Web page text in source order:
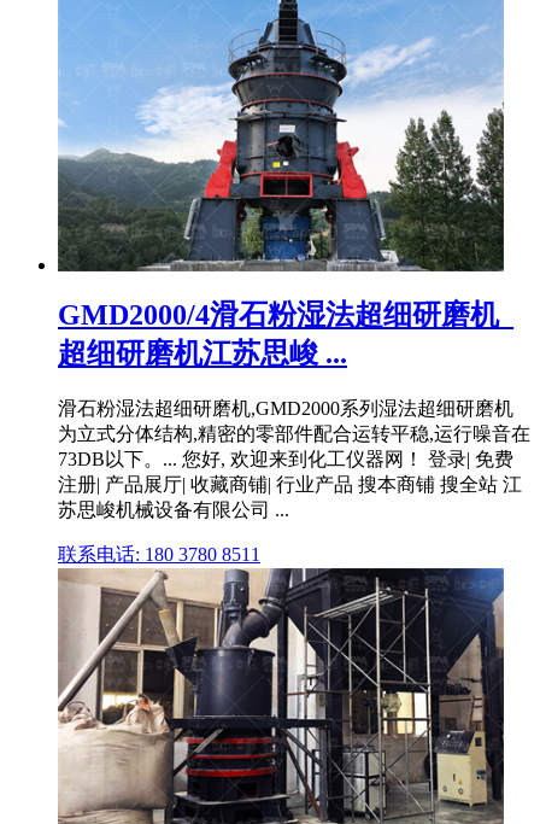
GMD2000/4滑石粉湿法超细研磨机_
超细研磨机江苏思峻 ...
滑石粉湿法超细研磨机,GMD2000系列湿法超细研磨机
为立式分体结构,精密的零部件配合运转平稳,运行噪音在
73DB以下。... 您好, 欢迎来到化工仪器网！ 登录| 免费
注册| 产品展厅| 收藏商铺| 行业产品 搜本商铺 搜全站 江
苏思峻机械设备有限公司 ...
联系电话: 180 3780 8511